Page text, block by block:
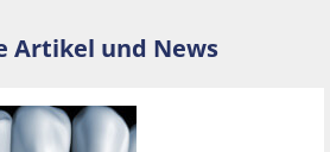
Artikel und News